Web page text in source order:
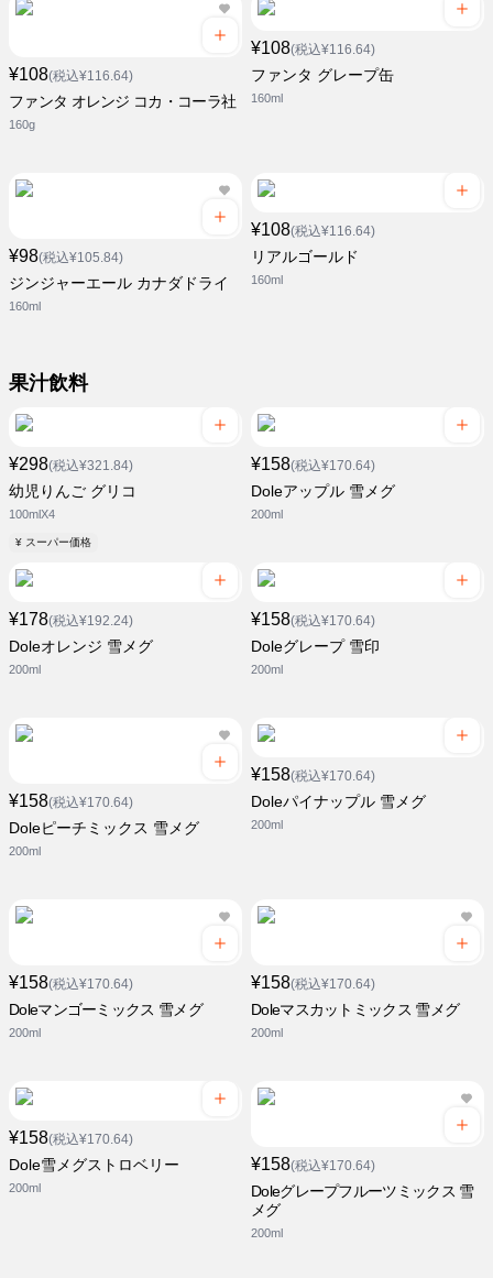
¥108(税込¥116.64)
ファンタ オレンジ コカ・コーラ社
160g
¥108(税込¥116.64)
ファンタ グレープ缶
160ml
¥98(税込¥105.84)
ジンジャーエール カナダドライ
160ml
¥108(税込¥116.64)
リアルゴールド
160ml
果汁飲料
¥298(税込¥321.84)
幼児りんご グリコ
100mlX4
¥ スーパー価格
¥158(税込¥170.64)
Doleアップル 雪メグ
200ml
¥178(税込¥192.24)
Doleオレンジ 雪メグ
200ml
¥158(税込¥170.64)
Doleグレープ 雪印
200ml
¥158(税込¥170.64)
Doleピーチミックス 雪メグ
200ml
¥158(税込¥170.64)
Doleパイナップル 雪メグ
200ml
¥158(税込¥170.64)
Doleマンゴーミックス 雪メグ
200ml
¥158(税込¥170.64)
Doleマスカットミックス 雪メグ
200ml
¥158(税込¥170.64)
Dole雪メグストロベリー
200ml
¥158(税込¥170.64)
Doleグレープフルーツミックス 雪
メグ
200ml